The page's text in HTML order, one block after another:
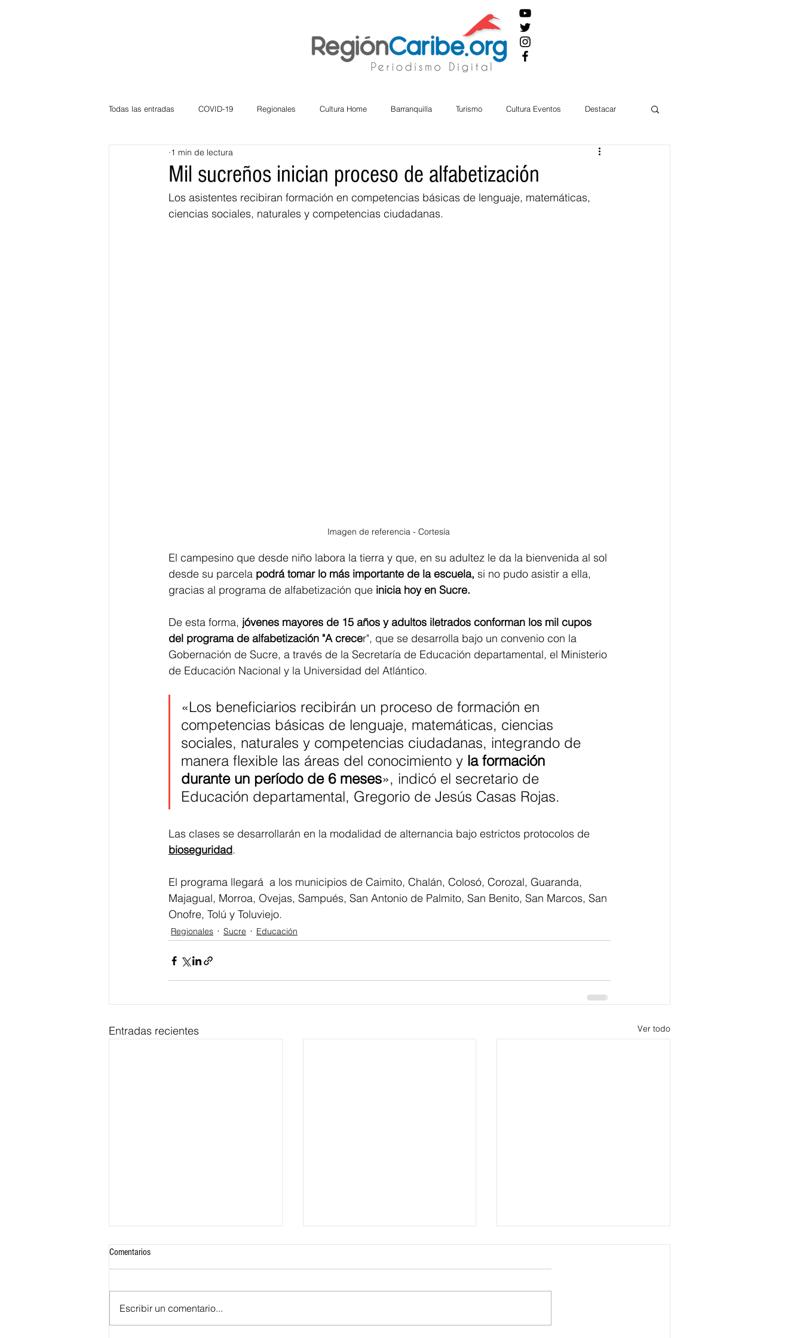
Todas las entradas COVID-19 Regionales Cultura Home Barranquilla Turismo Cultura Eventos Destacar
Atlántico
Bloggeros Hermanos Mayores Economía RAP CARIBE Política Documentos Día 10/10 2017
Mil sucreños inician proceso de alfabetización
1 min de lectura
Los asistentes recibiran formación en competencias básicas de lenguaje, matemáticas,
ciencias sociales, naturales y competencias ciudadanas.
Imagen de referencia - Cortesía
El campesino que desde niño labora la tierra y que, en su adultez le da la bienvenida al sol
desde su parcela podrá tomar lo más importante de la escuela, si no pudo asistir a ella,
gracias al programa de alfabetización que inicia hoy en Sucre.
De esta forma, jóvenes mayores de 15 años y adultos iletrados conforman los mil cupos
del programa de alfabetización "A crecer", que se desarrolla bajo un convenio con la
Gobernación de Sucre, a través de la Secretaría de Educación departamental, el Ministerio
de Educación Nacional y la Universidad del Atlántico.
«Los beneficiarios recibirán un proceso de formación en
competencias básicas de lenguaje, matemáticas, ciencias
sociales, naturales y competencias ciudadanas, integrando de
manera flexible las áreas del conocimiento y la formación
durante un período de 6 meses», indicó el secretario de
Educación departamental, Gregorio de Jesús Casas Rojas.
Las clases se desarrollarán en la modalidad de alternancia bajo estrictos protocolos de
bioseguridad.
El programa llegará  a los municipios de Caimito, Chalán, Colosó, Corozal, Guaranda,
Majagual, Morroa, Ovejas, Sampués, San Antonio de Palmito, San Benito, San Marcos, San
Onofre, Tolú y Toluviejo.
Regionales Sucre Educación
Entradas recientes Ver todo
Comentarios
Escribir un comentario...